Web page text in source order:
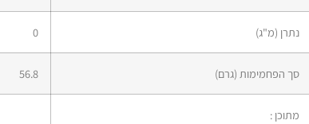
נתרן (מ"ג) 0
סך הפחמימות (גרם) 56.8
מתוכן :